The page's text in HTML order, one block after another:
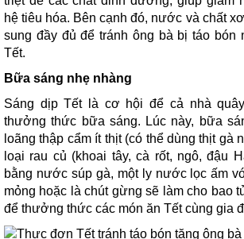
hệ tiêu hóa. Bên cạnh đó, nước và chất
sung đầy đủ để tránh ông bà bị táo bón
Tết.
Bữa sáng nhẹ nhàng
Sáng dịp Tết là cơ hội để cả nhà
thưởng thức bữa sáng. Lúc này, bữa
loãng thập cẩm ít thịt (có thể dùng thịt gà
loại rau củ (khoai tây, cà rốt, ngô, đậu
bằng nước súp gà, một ly nước lọc ấm
mỏng hoặc là chút gừng sẽ làm cho bao
để thưởng thức các món ăn Tết cùng gia